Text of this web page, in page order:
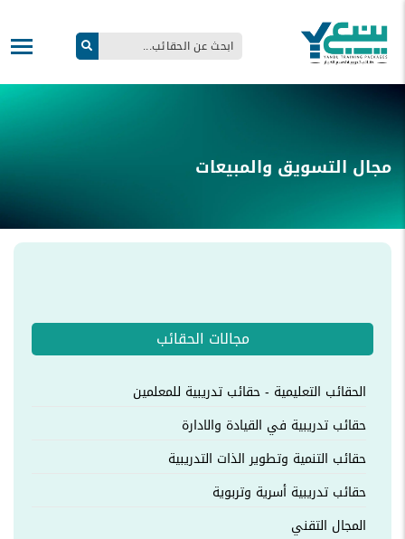
مجال التسويق والمبيعات
مجالات الحقائب
الحقائب التعليمية - حقائب تدريبية للمعلمين
حقائب تدريبية في القيادة والادارة
حقائب التنمية وتطوير الذات التدريبية
حقائب تدريبية أسرية وتربوية
المجال التقني